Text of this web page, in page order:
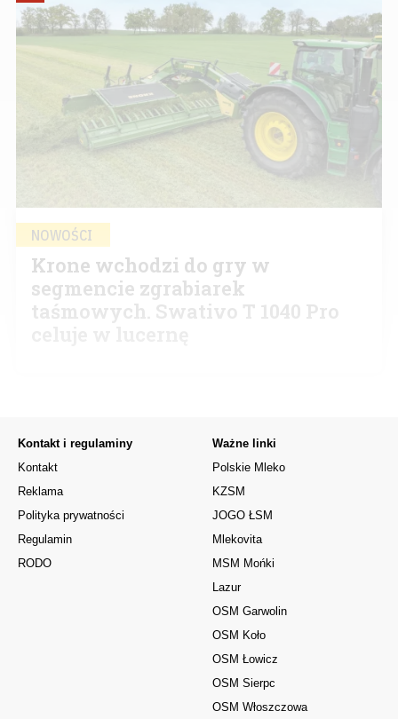
NOWOŚCI
Krone wchodzi do gry w
segmencie zgrabiarek
taśmowych. Swativo T 1040 Pro
Kontakt i regulaminy
Kontakt
Reklama
Polityka prywatności
Regulamin
RODO
Ważne linki
Polskie Mleko
KZSM
JOGO ŁSM
Mlekovita
MSM Mońki
Lazur
OSM Garwolin
OSM Koło
OSM Łowicz
OSM Sierpc
OSM Włoszczowa